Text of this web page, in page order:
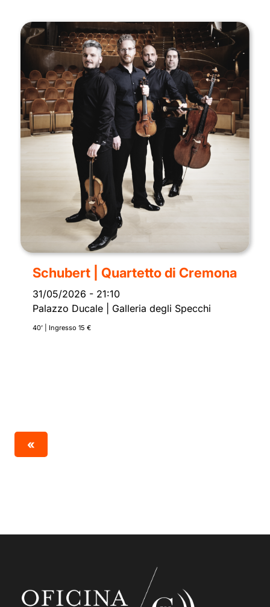
Schubert | Quartetto di Cremona
31/05/2026 - 21:10
Palazzo Ducale | Galleria degli Specchi
40’ | Ingresso 15 €
«